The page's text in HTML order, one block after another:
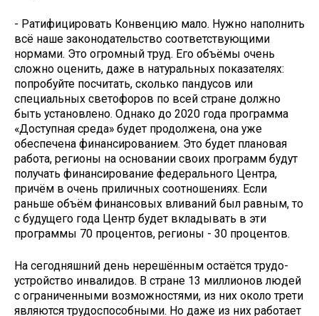
- Ратифицировать Конвенцию мало. Нужно наполнить
всё наше законодательство соответствующими
нормами. Это огромный труд. Его объёмы очень
сложно оценить, даже в натуральных показателях:
попробуйте посчитать, сколько пандусов или
специальных светофоров по всей стране должно
быть установлено. Однако до 2020 года программа
«Доступная среда» будет продолжена, она уже
обеспечена финансированием. Это будет плановая
работа, регионы на основании своих программ будут
получать финансирование федерального Центра,
причём в очень приличных соотношениях. Если
раньше объём финансовых вливаний был равным, то
с будущего года Центр будет вкладывать в эти
программы 70 процентов, регионы - 30 процентов.
На сегодняшний день нерешённым остаётся трудо­
устройство инвалидов. В стране 13 миллионов людей
с ограниченными возможностями, из них около трети
являются трудоспособными. Но даже из них работает